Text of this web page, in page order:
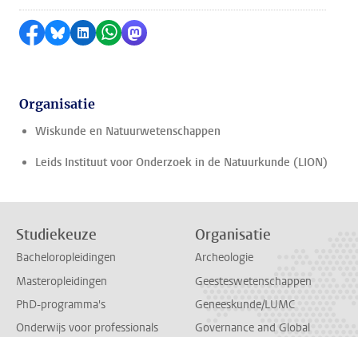
Delen op Facebook
Delen via Bluesky
Delen op LinkedIn
Delen via WhatsApp
Delen via Mastodon
Organisatie
Wiskunde en Natuurwetenschappen
Leids Instituut voor Onderzoek in de Natuurkunde (LION)
Studiekeuze
Bacheloropleidingen
Masteropleidingen
PhD-programma's
Onderwijs voor professionals
Organisatie
Archeologie
Geesteswetenschappen
Geneeskunde/LUMC
Governance and Global